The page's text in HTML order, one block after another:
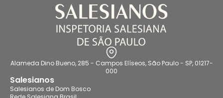
Alameda Dino Bueno, 285 - Campos Elíseos, São Paulo - SP, 01217-
000
Salesianos
Salesianos de Dom Bosco